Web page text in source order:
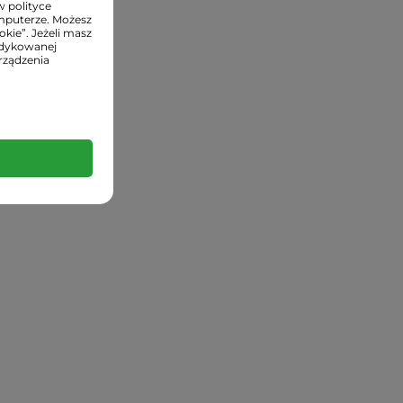
sp.k.
polityce
Możesz
Jeżeli masz